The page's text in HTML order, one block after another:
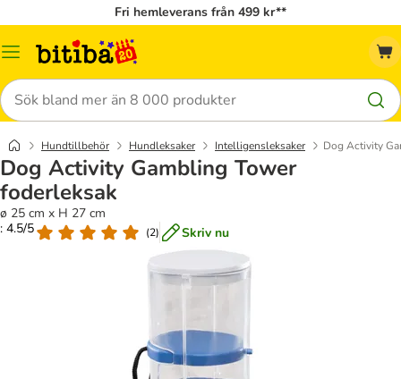
Fri hemleverans från 499 kr**
Meny
Sök
Hundtillbehör Hundleksaker Intelligensleksaker Dog Activity
Dog Activity Gambling Tower
foderleksak
ø 25 cm x H 27 cm
: 4.5/5
(2) Skriv nu